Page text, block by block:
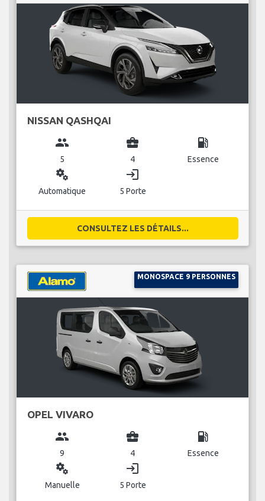
NISSAN QASHQAI
group
5
business_center
4
local_gas_station
Essence
miscellaneous_services
Automatique
login
5 Porte
CONSULTEZ LES DÉTAILS...
MONOSPACE 9 PERSONNES
OPEL VIVARO
group
9
business_center
4
local_gas_station
Essence
miscellaneous_services
Manuelle
login
5 Porte